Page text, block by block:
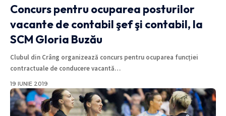
Concurs pentru ocuparea posturilor
vacante de contabil şef şi contabil, la
SCM Gloria Buzău
Clubul din Crâng organizează concurs pentru ocuparea funcției
contractuale de conducere vacantă…
19 IUNIE 2019